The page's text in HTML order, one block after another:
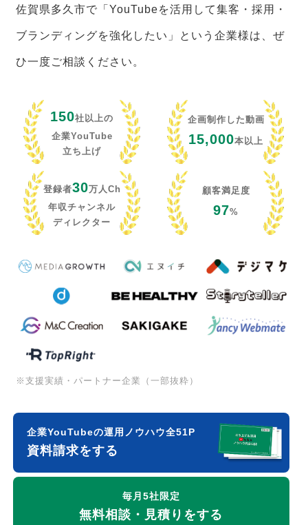
佐賀県多久市で「YouTubeを活用して集客・採用・
ブランディングを強化したい」という企業様は、ぜ
ひ一度ご相談ください。
150社以上の
企業YouTube
立ち上げ
企画制作した動画
15,000本以上
登録者30万人Ch
年収チャンネル
ディレクター
顧客満足度
97%
※支援実績・パートナー企業（一部抜粋）
企業YouTubeの運用ノウハウ全51P
資料請求をする
毎月5社限定
無料相談・見積りをする